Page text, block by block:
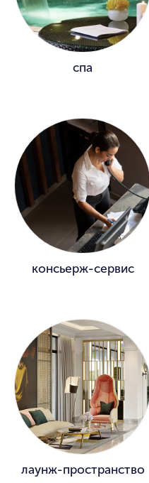
спа
консьерж-сервис
лаунж-пространство